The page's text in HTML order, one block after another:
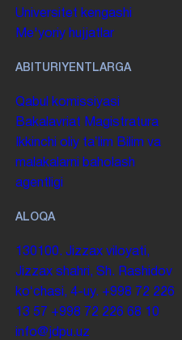
Universitet kengashi
Me'yoriy hujjatlar
ABITURIYENTLARGA
Qabul komissiyasi
Bakalavriat Magistratura
Ikkinchi oliy taʼlim Bilim va
malakalarni baholash
agentligi
ALOQA
130100. Jizzax viloyati,
Jizzax shahri, Sh. Rashidov
koʻchasi, 4-uy. +998 72 226
13 57 +998 72 226 68 10
info@jdpu.uz